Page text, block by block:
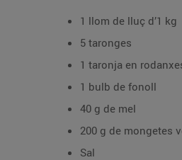
1 llom de lluç d’1 kg
5 taronges
1 taronja en
1 bulb de fonoll
40 g de mel
200 g de mongetes
Sal